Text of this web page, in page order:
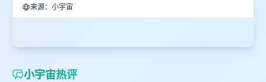
来源：小宇宙
小宇宙热评